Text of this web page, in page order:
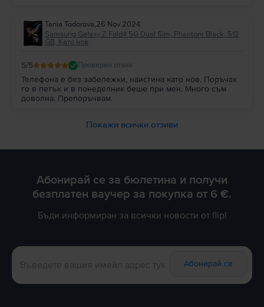
Tania Todorova,26 Nov 2024
Samsung Galaxy Z Fold4 5G Dual Sim, Phantom Black, 512
GB, Като нов
5/5 Проверен отзив
Телефона е без забележки, наистина като нов. Поръчах
го в петък и в понеделник беше при мен. Много съм
доволна. Препоръчвам.
Покажи всички отзиви
Абонирай се за бюлетина и получи
безплатен ваучер за покупка от 6 €.
Бъди информиран за всички новости от flip!
Абонирай се